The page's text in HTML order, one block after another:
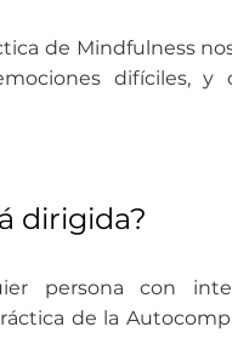
de Mindfulness
difíciles,
dirigida?
persona con
de la